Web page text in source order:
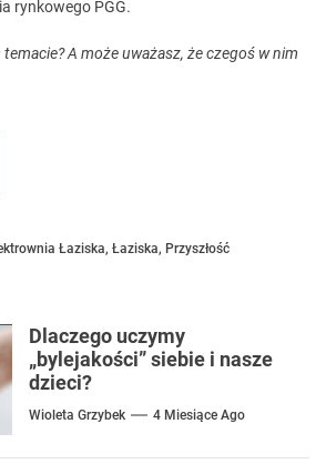
rynkowego PGG.
A może uważasz, że czegoś w nim
Łaziska, Łaziska, Przyszłość
Dlaczego uczymy
„bylejakości” siebie i nasze
dzieci?
Wioleta Grzybek 4 Miesiące Ago